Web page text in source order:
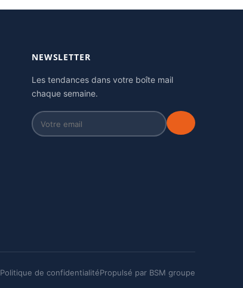
NEWSLETTER
Les tendances dans votre boîte mail
chaque semaine.
Politique de confidentialitéPropulsé par BSM groupe